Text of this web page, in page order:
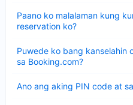
Paano ko malalaman kung
reservation ko?
ang
sagot
Puwede ko bang kanselahin
sa Booking.com?
ang
sagot
Ano ang aking PIN code at
ang